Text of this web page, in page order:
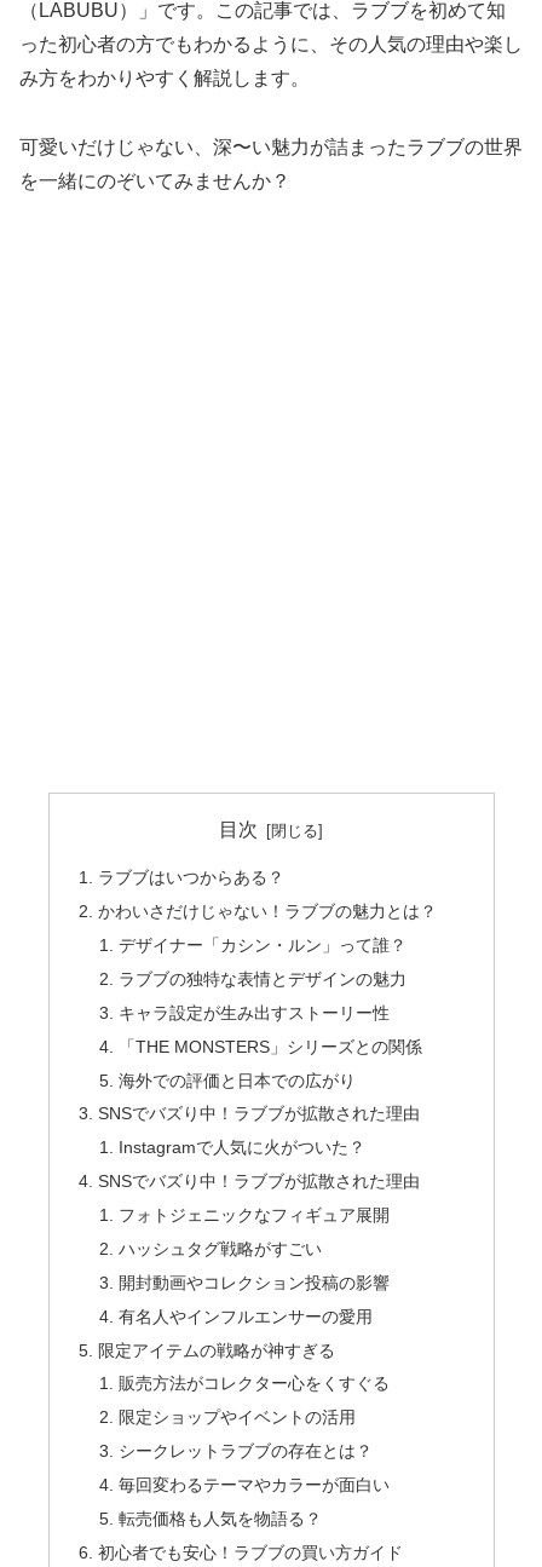
（LABUBU）」です。この記事では、ラブブを初めて知
った初心者の方でもわかるように、その人気の理由や楽し
み方をわかりやすく解説します。
可愛いだけじゃない、深〜い魅力が詰まったラブブの世界
を一緒にのぞいてみませんか？
目次
ラブブはいつからある？
かわいさだけじゃない！ラブブの魅力とは？
デザイナー「カシン・ルン」って誰？
ラブブの独特な表情とデザインの魅力
キャラ設定が生み出すストーリー性
「THE MONSTERS」シリーズとの関係
海外での評価と日本での広がり
SNSでバズり中！ラブブが拡散された理由
Instagramで人気に火がついた？
SNSでバズり中！ラブブが拡散された理由
フォトジェニックなフィギュア展開
ハッシュタグ戦略がすごい
開封動画やコレクション投稿の影響
有名人やインフルエンサーの愛用
限定アイテムの戦略が神すぎる
販売方法がコレクター心をくすぐる
限定ショップやイベントの活用
シークレットラブブの存在とは？
毎回変わるテーマやカラーが面白い
転売価格も人気を物語る？
初心者でも安心！ラブブの買い方ガイド